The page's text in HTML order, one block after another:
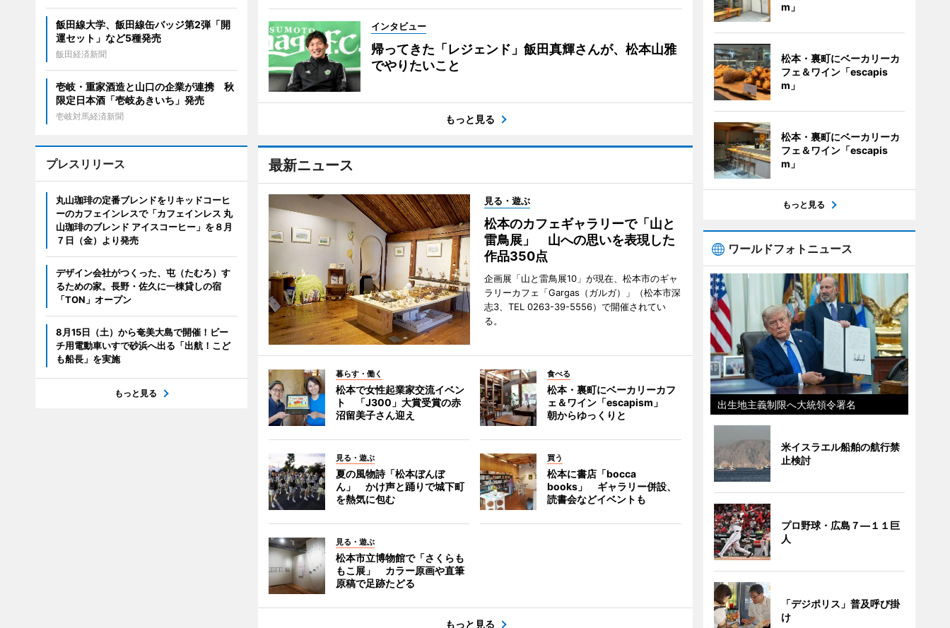
インタビュー
帰ってきた「レジェンド」飯田真輝さんが、松本山雅
でやりたいこと
もっと見る
最新ニュース
見る・遊ぶ
松本のカフェギャラリーで「山と
雷鳥展」 山への思いを表現した
作品350点
企画展「山と雷鳥展10」が現在、松本市のギャ
ラリーカフェ「Gargas（ガルガ）」（松本市深
志3、TEL 0263-39-5556）で開催されてい
る。
暮らす・働く
松本で女性起業家交流イベン
ト 「J300」大賞受賞の赤
沼留美子さん迎え
食べる
松本・裏町にベーカリーカフ
ェ＆ワイン「escapism」
朝からゆっくりと
見る・遊ぶ
夏の風物詩「松本ぼんぼ
ん」 かけ声と踊りで城下町
を熱気に包む
買う
松本に書店「bocca
books」 ギャラリー併設、
読書会などイベントも
見る・遊ぶ
松本市立博物館で「さくらも
もこ展」 カラー原画や直筆
原稿で足跡たどる
もっと見る
飯田線大学、飯田線缶バッジ第2弾「開
運セット」など5種発売
飯田経済新聞
壱岐・重家酒造と山口の企業が連携 秋
限定日本酒「壱岐あきいち」発売
壱岐対馬経済新聞
プレスリリース
丸山珈琲の定番ブレンドをリキッドコーヒ
ーのカフェインレスで「カフェインレス 丸
山珈琲のブレンド アイスコーヒー」を８月
７日（金）より発売
デザイン会社がつくった、屯（たむろ）す
るための家。長野・佐久に一棟貸しの宿
「TON」オープン
8月15日（土）から奄美大島で開催！ビー
チ用電動車いすで砂浜へ出る「出航！こど
も船長」を実施
もっと見る
m」
松本・裏町にベーカリーカ
フェ＆ワイン「escapis
m」
松本・裏町にベーカリーカ
フェ＆ワイン「escapis
m」
もっと見る
ワールドフォトニュース
出生地主義制限へ大統領令署名
米イスラエル船舶の航行禁
止検討
プロ野球・広島７―１１巨
人
「デジポリス」普及呼び掛
け